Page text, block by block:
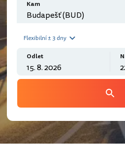
Kam
Flexibilní ± 3 dny
Odlet